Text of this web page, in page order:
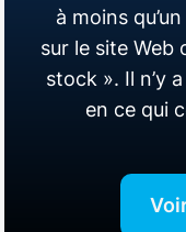
à moins
sur le site Web
stock ». Il n’y
en ce qui